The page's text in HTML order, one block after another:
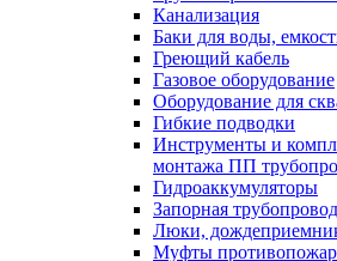
Канализация
Баки для воды,
Греющий кабель
Газовое оборудование
Оборудование для
Гибкие подводки
Инструменты и
монтажа ПП
Гидроаккумуляторы
Запорная
Люки,
Муфты